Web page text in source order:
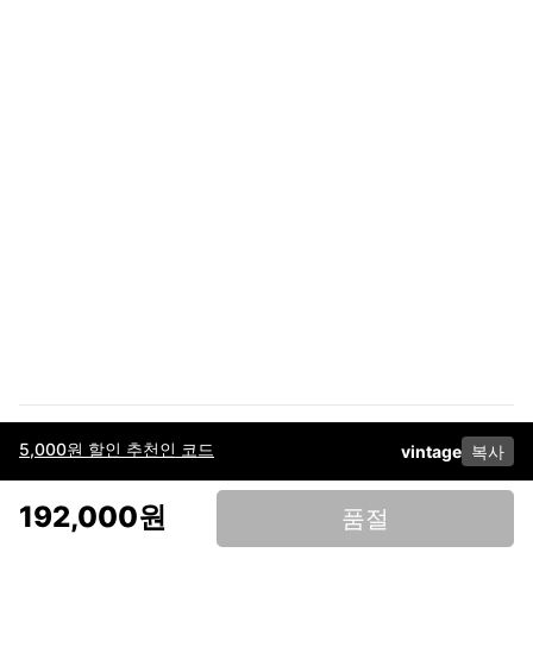
5,000원 할인 추천인 코드 vintage 복사
192,000원 품절
이용약관고객센터판매개인정보 처리방침사업자 정보다운로드